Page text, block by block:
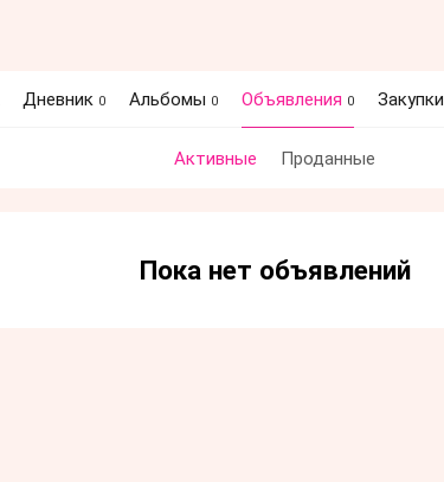
Дневник 0 Альбомы 0 Объявления 0 Закупки
Активные Проданные
Пока нет объявлений